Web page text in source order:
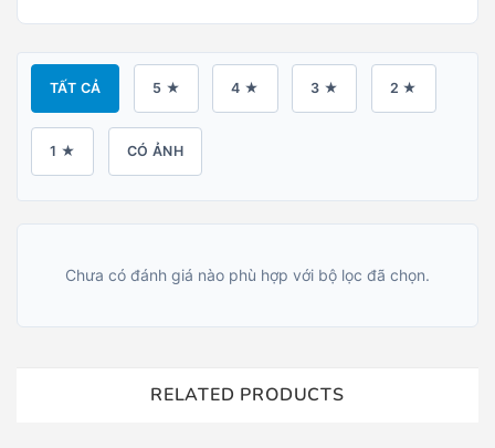
TẤT CẢ 5 ★ 4 ★ 3 ★ 2 ★
1 ★ CÓ ẢNH
Chưa có đánh giá nào phù hợp với bộ lọc đã chọn.
RELATED PRODUCTS